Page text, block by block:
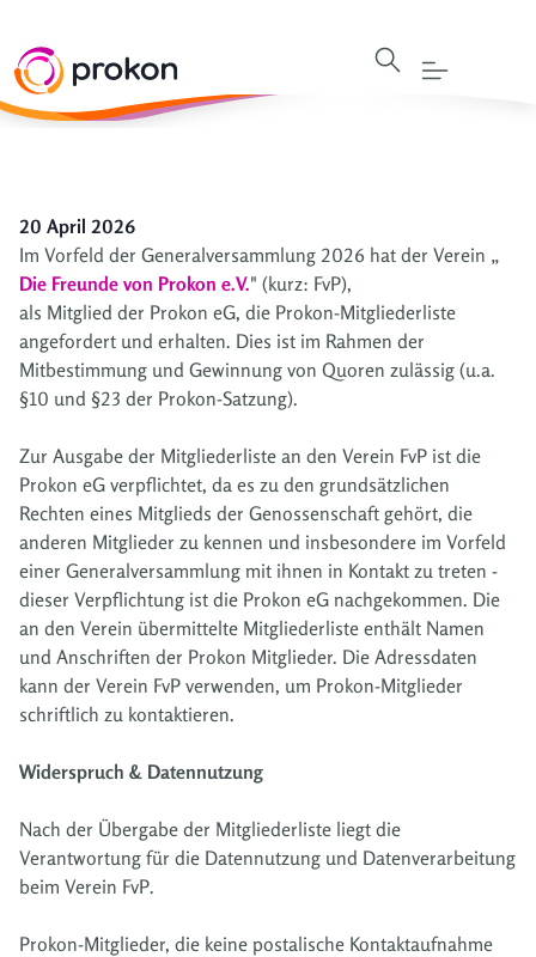
20 April 2026
Im Vorfeld der Generalversammlung 2026 hat der Verein „
Die Freunde von Prokon e.V." (kurz: FvP),
als Mitglied der Prokon eG, die Prokon-Mitgliederliste
angefordert und erhalten. Dies ist im Rahmen der
Mitbestimmung und Gewinnung von Quoren zulässig (u.a.
§10 und §23 der Prokon-Satzung).
Zur Ausgabe der Mitgliederliste an den Verein FvP ist die
Prokon eG verpflichtet, da es zu den grundsätzlichen
Rechten eines Mitglieds der Genossenschaft gehört, die
anderen Mitglieder zu kennen und insbesondere im Vorfeld
einer Generalversammlung mit ihnen in Kontakt zu treten -
dieser Verpflichtung ist die Prokon eG nachgekommen. Die
an den Verein übermittelte Mitgliederliste enthält Namen
und Anschriften der Prokon Mitglieder. Die Adressdaten
kann der Verein FvP verwenden, um Prokon-Mitglieder
schriftlich zu kontaktieren.
Widerspruch & Datennutzung
Nach der Übergabe der Mitgliederliste liegt die
Verantwortung für die Datennutzung und Datenverarbeitung
beim Verein FvP.
Prokon-Mitglieder, die keine postalische Kontaktaufnahme